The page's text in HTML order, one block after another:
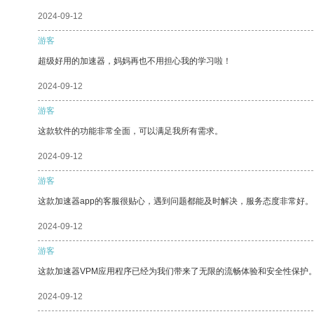
2024-09-12
游客
超级好用的加速器，妈妈再也不用担心我的学习啦！
2024-09-12
游客
这款软件的功能非常全面，可以满足我所有需求。
2024-09-12
游客
这款加速器app的客服很贴心，遇到问题都能及时解决，服务态度非常好。
2024-09-12
游客
这款加速器VPM应用程序已经为我们带来了无限的流畅体验和安全性保护
2024-09-12